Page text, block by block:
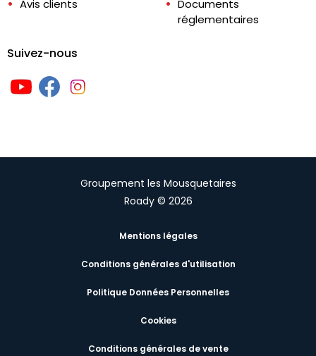
Avis clients
Documents
réglementaires
Suivez-nous
Groupement les Mousquetaires
Roady © 2026
Mentions légales
Conditions générales d'utilisation
Politique Données Personnelles
Cookies
Conditions générales de vente